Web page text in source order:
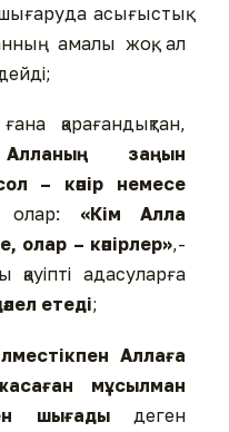
асығыстық
амалы жоқ, ал
қарағандықтан,
заңын
– кәпір немесе
олар: «Кім Алла
олар – кәпірлер»,-
адасуларға
етеді;
Аллаға
мұсылман
шығадыдеген